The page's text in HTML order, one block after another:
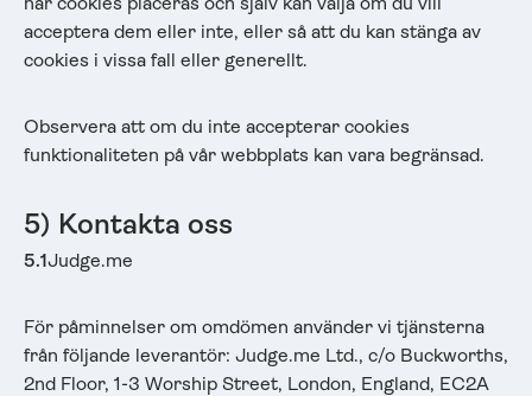
acceptera dem eller inte, eller så att du kan stänga av
cookies i vissa fall eller generellt.
Observera att om du inte accepterar cookies
funktionaliteten på vår webbplats kan vara begränsad.
5) Kontakta oss
5.1Judge.me
För påminnelser om omdömen använder vi tjänsterna
från följande leverantör: Judge.me Ltd., c/o Buckworths,
2nd Floor, 1-3 Worship Street, London, England, EC2A